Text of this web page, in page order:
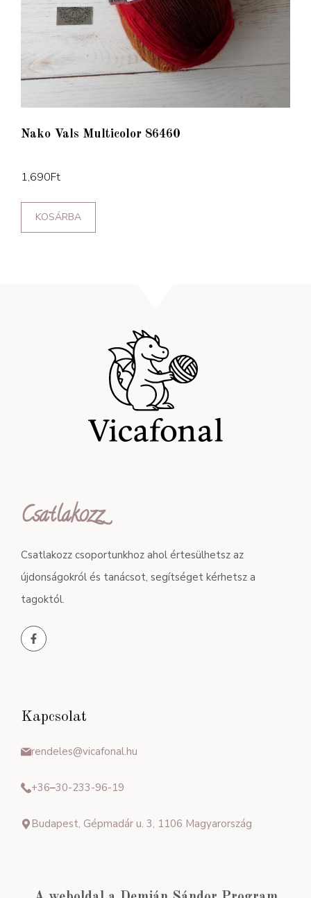
Nako Vals Multicolor 86460
1,690Ft
KOSÁRBA
Csatlakozz
Csatlakozz csoportunkhoz ahol értesülhetsz az
újdonságokról és tanácsot, segítséget kérhetsz a
tagoktól.
Kapcsolat
rendeles@vicafonal.hu
+36–30-233-96-19
Budapest, Gépmadár u. 3, 1106 Magyarország